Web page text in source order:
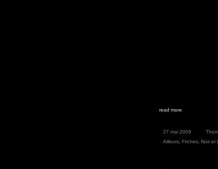
read more
27 mai 2009
Ailleurs Friches Noir et